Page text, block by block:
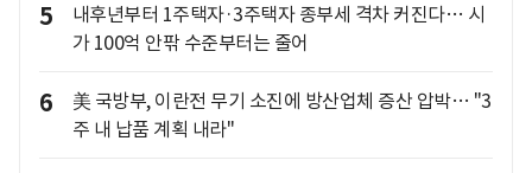
5
내후년부터 1주택자·3주택자 종부세 격차 커진다… 시
가 100억 안팎 수준부터는 줄어
6
美 국방부, 이란전 무기 소진에 방산업체 증산 압박… "3
주 내 납품 계획 내라"